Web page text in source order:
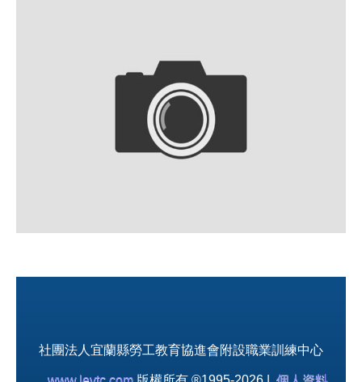
社團法人宜蘭縣勞工教育協進會附設職業訓練中心